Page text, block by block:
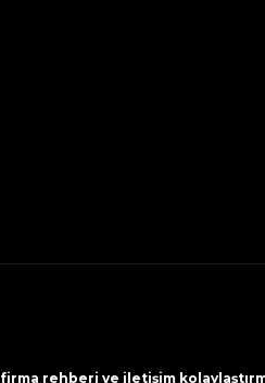
firma rehberi ve iletişim